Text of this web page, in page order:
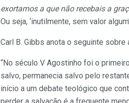
exortamos a que não recebais a
Ou seja, ‘inutilmente, sem valor
Carl B. Gibbs anota o seguinte
“No século V Agostinho foi o
salvo, permanecia salvo pelo
início a um debate teológico que